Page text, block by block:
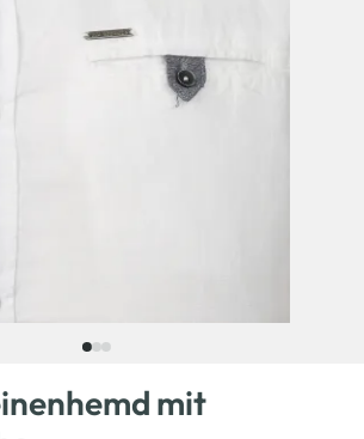
mit